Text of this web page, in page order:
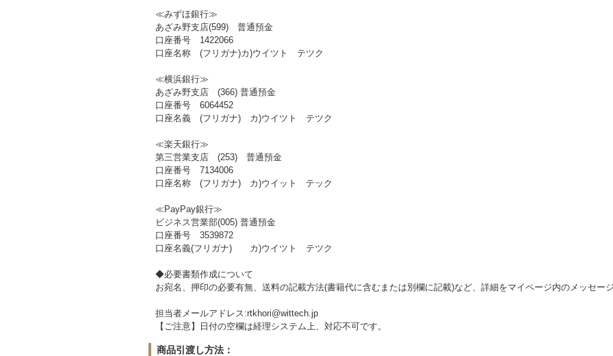
≪みずほ銀行≫
あざみ野支店(599) 普通預金
口座番号 1422066
口座名称 (フリガナ)カ)ウイツト テツク
≪横浜銀行≫
あざみ野支店 (366) 普通預金
口座番号 6064452
口座名義 (フリガナ) カ)ウイツト テツク
≪楽天銀行≫
第三営業支店 (253) 普通預金
口座番号 7134006
口座名称 (フリガナ) カ)ウイット テック
≪PayPay銀行≫
ビジネス営業部(005) 普通預金
口座番号 3539872
口座名義(フリガナ) カ)ウイツト テツク
◆必要書類作成について
お宛名、押印の必要有無、送料の記載方法(書籍代に含むまたは別欄に記載)など、詳細をマイページ内のメッセー
担当者メールアドレス:rtkhori@wittech.jp
【ご注意】日付の空欄は経理システム上、対応不可です。
商品引渡し方法：